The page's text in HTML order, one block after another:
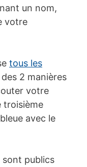
un nom,
votre
tous les
des 2 manières
votre
troisième
avec le
sont publics